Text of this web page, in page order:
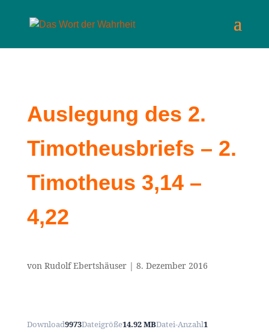
Auslegung des 2.
Timotheusbriefs – 2.
Timotheus 3,14 –
4,22
von Rudolf Ebertshäuser| 8. Dezember 2016
Download9973Dateigröße14.92 MBDatei-Anzahl1